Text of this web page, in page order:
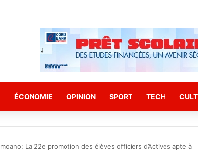
ÉCONOMIE OPINION SPORT TECH
La 22e promotion des élèves officiers d’Actives apte à